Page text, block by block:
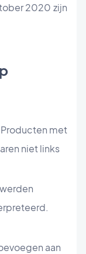
2020 zijn
met
niet links
aan